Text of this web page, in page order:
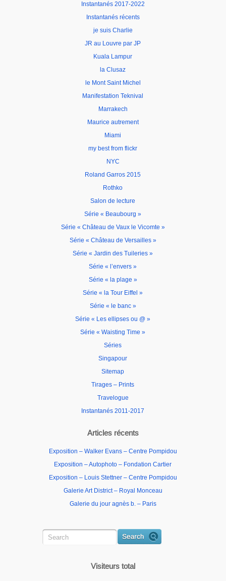
Instantanés 2017-2022
Instantanés récents
je suis Charlie
JR au Louvre par JP
Kuala Lampur
la Clusaz
le Mont Saint Michel
Manifestation Teknival
Marrakech
Maurice autrement
Miami
my best from flickr
NYC
Roland Garros 2015
Rothko
Salon de lecture
Série « Beaubourg »
Série « Château de Vaux le Vicomte »
Série « Château de Versailles »
Série « Jardin des Tuileries »
Série « l’envers »
Série « la plage »
Série « la Tour Eiffel »
Série « le banc »
Série « Les ellipses ou @ »
Série « Waisting Time »
Séries
Singapour
Sitemap
Tirages – Prints
Travelogue
Instantanés 2011-2017
Articles récents
Exposition – Walker Evans – Centre Pompidou
Exposition – Autophoto – Fondation Cartier
Exposition – Louis Stettner – Centre Pompidou
Galerie Art District – Royal Monceau
Galerie du jour agnès b. – Paris
Visiteurs total